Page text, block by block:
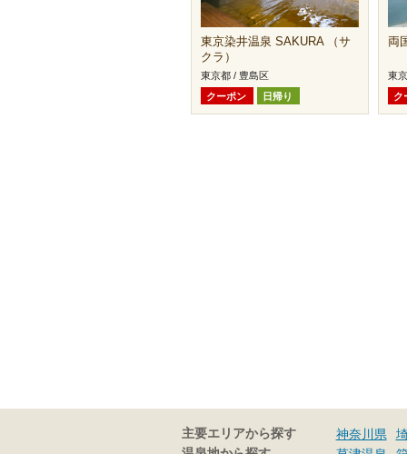
東京染井温泉 SAKURA （サ
クラ）
東京都 / 豊島区
クーポン
日帰り
両
東
ク
主要エリアから探す 神奈川県